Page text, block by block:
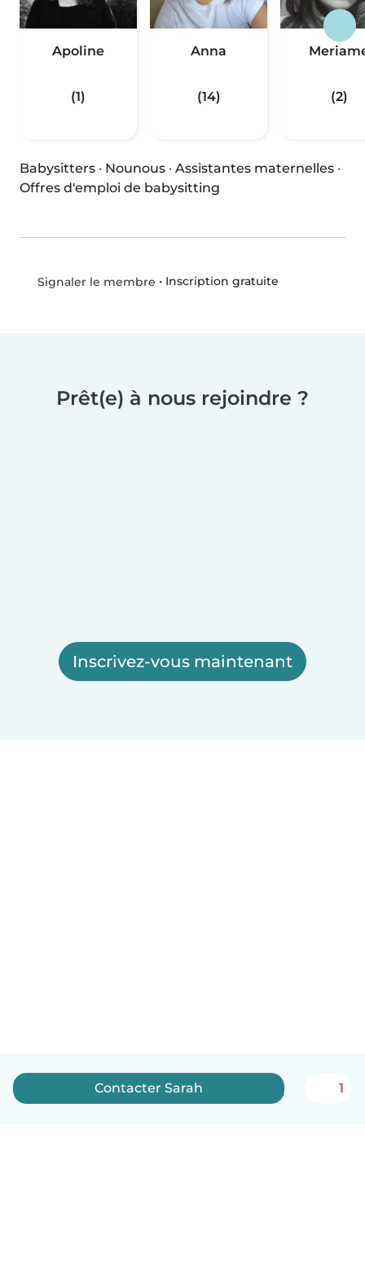
Apoline
(1)
Anna
(14) (2)
Babysitters · Nounous · Assistantes maternelles ·
Offres d'emploi de babysitting
Signaler le membre • Inscription gratuite
Prêt(e) à nous rejoindre ?
Inscrivez-vous maintenant
Contacter Sarah 1